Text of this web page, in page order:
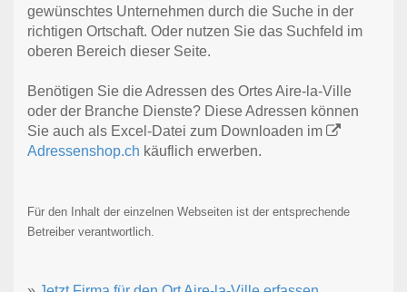
gewünschtes Unternehmen durch die Suche in der
richtigen Ortschaft. Oder nutzen Sie das Suchfeld im
oberen Bereich dieser Seite.
Benötigen Sie die Adressen des Ortes Aire-la-Ville
oder der Branche Dienste? Diese Adressen können
Sie auch als Excel-Datei zum Downloaden im
Adressenshop.ch käuflich erwerben.
Für den Inhalt der einzelnen Webseiten ist der entsprechende
Betreiber verantwortlich.